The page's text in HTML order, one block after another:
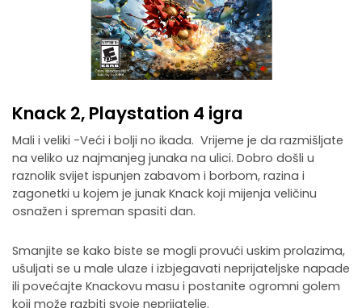
Knack 2, Playstation 4 igra
Mali i veliki -Veći i bolji no ikada. Vrijeme je da razmišljate
na veliko uz najmanjeg junaka na ulici. Dobro došli u
raznolik svijet ispunjen zabavom i borbom, razina i
zagonetki u kojem je junak Knack koji mijenja veličinu
osnažen i spreman spasiti dan.
Smanjite se kako biste se mogli provući uskim prolazima,
ušuljati se u male ulaze i izbjegavati neprijateljske napade
ili povećajte Knackovu masu i postanite ogromni golem
koji može razbiti svoje neprijatelje.